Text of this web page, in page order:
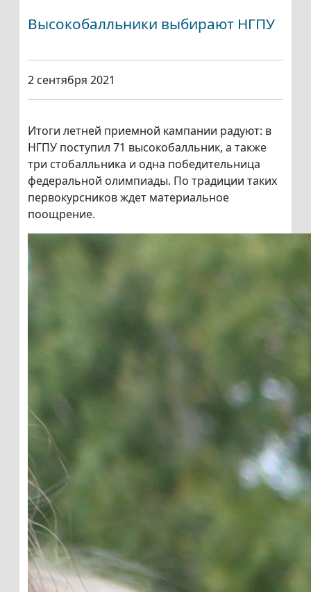
Высокобалльники выбирают НГПУ
2 сентября 2021
Итоги летней приемной кампании радуют: в
НГПУ поступил 71 высокобалльник, а также
три стобалльника и одна победительница
федеральной олимпиады. По традиции таких
первокурсников ждет материальное
поощрение.